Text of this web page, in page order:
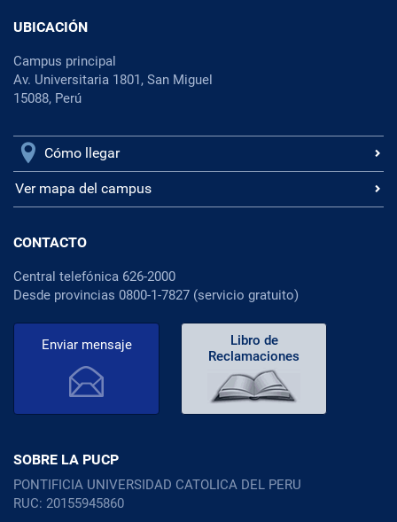
UBICACIÓN
Campus principal
Av. Universitaria 1801, San Miguel
15088, Perú
Cómo llegar
Ver mapa del campus
CONTACTO
Central telefónica 626-2000
Desde provincias 0800-1-7827 (servicio gratuito)
Enviar mensaje
Libro de
Reclamaciones
SOBRE LA PUCP
PONTIFICIA UNIVERSIDAD CATOLICA DEL PERU
RUC: 20155945860